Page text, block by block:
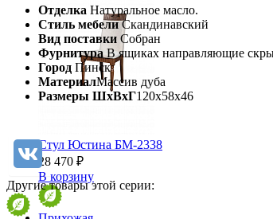
Стул Юстина БМ-2338
28 470 ₽
В корзину
Отделка Натуральное масло.
Стиль мебели Скандинавский
Вид поставки Собран
Фурнитура В ящиках направляющие
Город Пинск
МатериалМассив дуба
Размеры ШхВхГ120х58х46
Другие товары этой серии: